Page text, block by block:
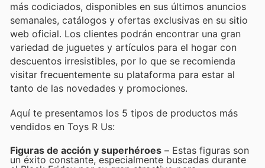
más codiciados, disponibles en sus últimos anuncios
semanales, catálogos y ofertas exclusivas en su sitio
web oficial. Los clientes podrán encontrar una gran
variedad de juguetes y artículos para el hogar con
descuentos irresistibles, por lo que se recomienda
visitar frecuentemente su plataforma para estar al
tanto de las novedades y promociones.
Aquí te presentamos los 5 tipos de productos más
vendidos en Toys R Us:
Figuras de acción y superhéroes – Estas figuras son
un éxito constante, especialmente buscadas durante